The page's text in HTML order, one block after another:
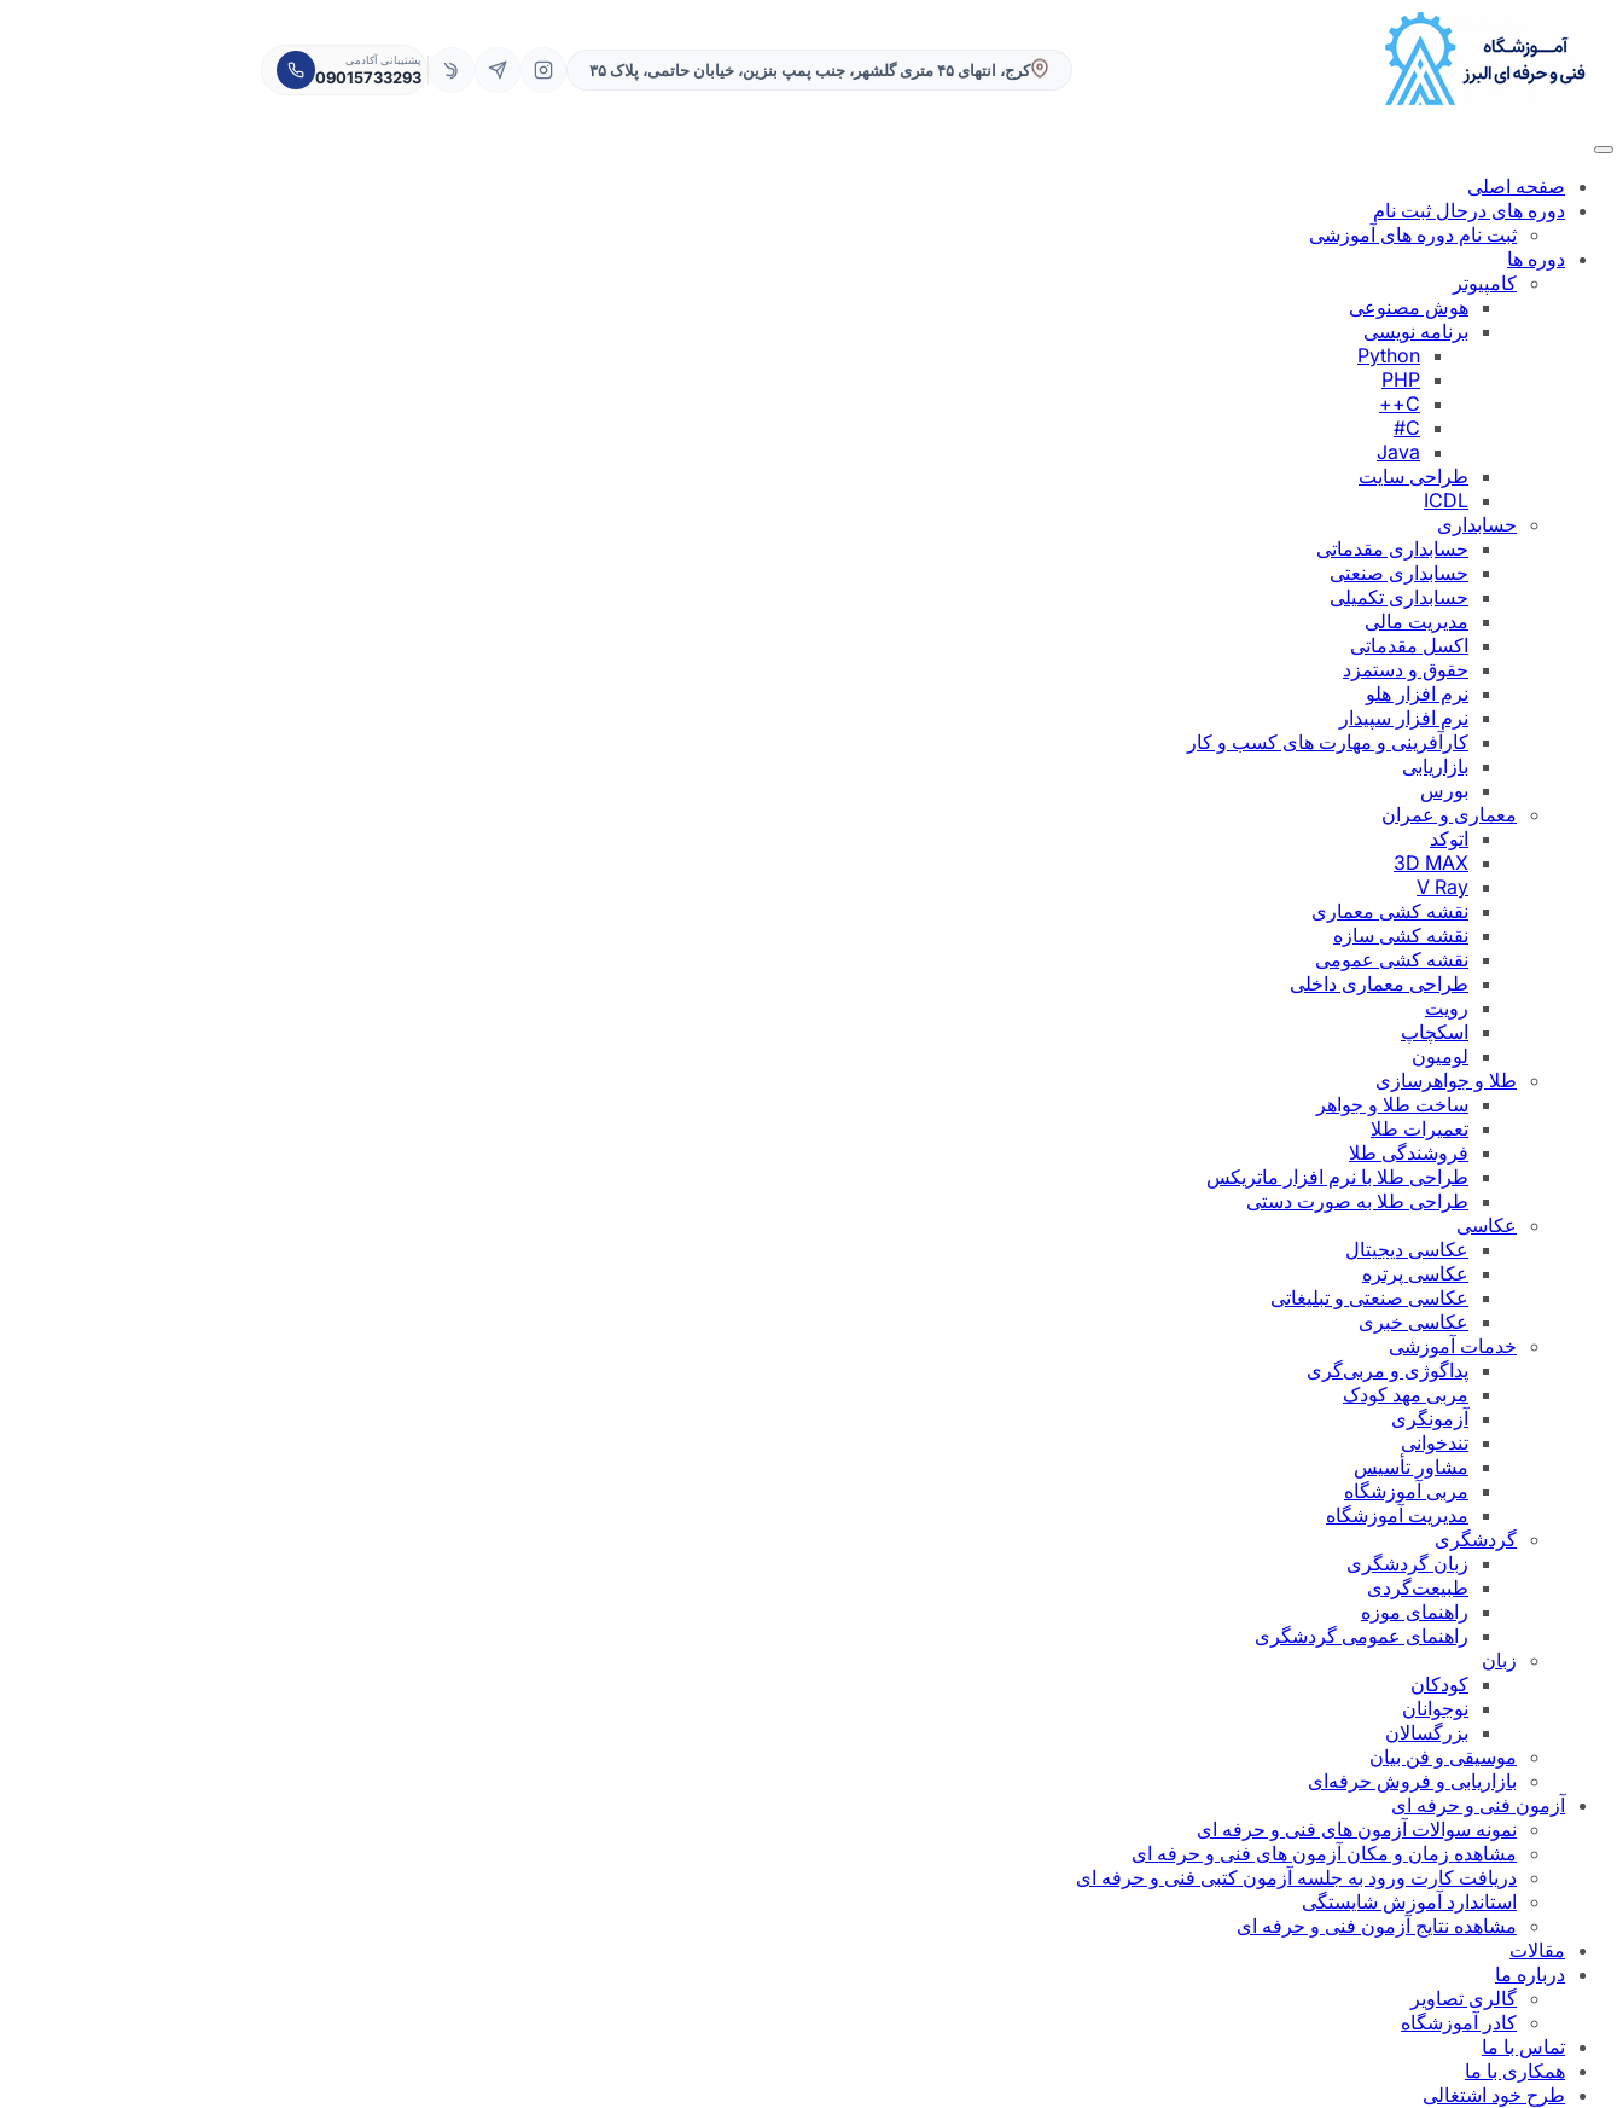
محتوا
کرج، انتهای ۴۵ متری گلشهر، جنب پمپ بنزین، خیابان حاتمی، پلاک ۳۵
پشتیبانی آکادمی
09015733293
صفحه اصلی
دوره های درحال ثبت نام
ثبت نام دوره های آموزشی
دوره ها
کامپیوتر
هوش مصنوعی
برنامه نویسی
Python
PHP
C++
C#
Java
طراحی سایت
ICDL
حسابداری
حسابداری مقدماتی
حسابداری صنعتی
حسابداری تکمیلی
مدیریت مالی
اکسل مقدماتی
حقوق و دستمزد
نرم افزار هلو
نرم افزار سپیدار
کارآفرینی و مهارت های کسب و کار
بازاریابی
بورس
معماری و عمران
اتوکد
3D MAX
V Ray
نقشه کشی معماری
نقشه کشی سازه
نقشه کشی عمومی
طراحی معماری داخلی
رویت
اسکچاپ
لومیون
طلا و جواهرسازی
ساخت طلا و جواهر
تعمیرات طلا
فروشندگی طلا
طراحی طلا با نرم افزار ماتریکس
طراحی طلا به صورت دستی
عکاسی
عکاسی دیجیتال
عکاسی پرتره
عکاسی صنعتی و تبلیغاتی
عکاسی خبری
خدمات آموزشی
پداگوژی و مربی‌گری
مربی مهد کودک
آزمونگری
تندخوانی
مشاور تأسیس
مربی آموزشگاه
مدیریت آموزشگاه
گردشگری
زبان گردشگری
طبیعت‌گردی
راهنمای موزه
راهنمای عمومی گردشگری
زبان
کودکان
نوجوانان
بزرگسالان
موسیقی و فن بیان
بازاریابی و فروش حرفه‌ای
آزمون فنی و حرفه ای
نمونه سوالات آزمون های فنی و حرفه ای
مشاهده زمان و مکان آزمون های فنی و حرفه ای
دریافت کارت ورود به جلسه آزمون کتبی فنی و حرفه ای
استاندارد آموزش شایستگی
مشاهده نتایج آزمون فنی و حرفه ای
مقالات
درباره ما
گالری تصاویر
کادر آموزشگاه
تماس با ما
همکاری با ما
طرح خود اشتغالی